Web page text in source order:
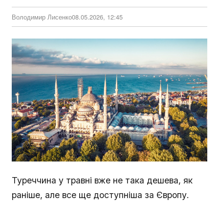
Володимир Лисенко08.05.2026, 12:45
Туреччина у травні вже не така дешева, як
раніше, але все ще доступніша за Європу.